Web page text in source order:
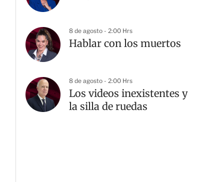
8 de agosto - 2:00 Hrs
Hablar con los muertos
8 de agosto - 2:00 Hrs
Los videos inexistentes y
la silla de ruedas